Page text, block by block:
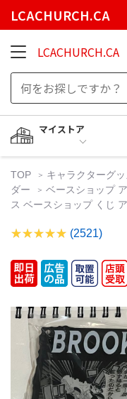
LCACHURCH.CA
LCACHURCH.CA
マイストア
TOP キャラクターグ
ダー
ベースショップ
ス ベースショップ くじ
(2521)